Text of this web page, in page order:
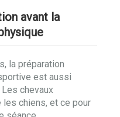
avant la
la préparation
est aussi
chevaux
les chiens, et ce pour